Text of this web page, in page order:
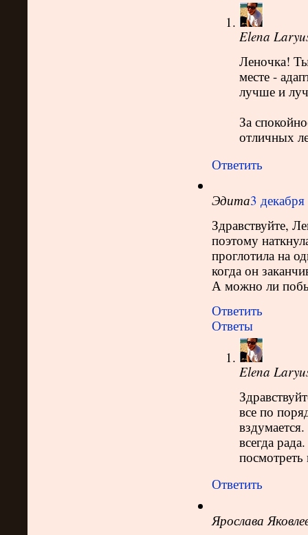
Elena
Леночка!
месте -
лучше и
За
отличных
Ответить
Эдита3
Здравствуйте,
поэтому
проглотила на
когда он
А можно ли
Ответить
Ответы
Elena
все по
всегда
Ответить
Ярослава